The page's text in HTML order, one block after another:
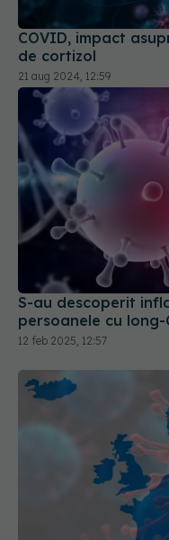
COVID, impact
de cortizol
21 aug 2024, 12:59
S-au descoperit
persoanele cu long-
12 feb 2025, 12:57